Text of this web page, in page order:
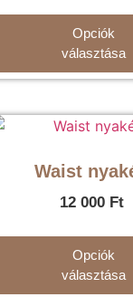
Opciók
választása
Waist
12 000 Ft
Opciók
választása